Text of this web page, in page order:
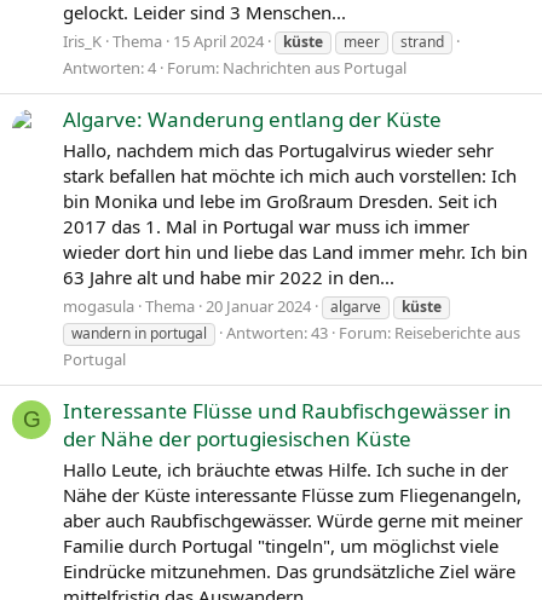
gelockt. Leider sind 3 Menschen...
Iris_K Thema 15 April 2024 küste meer strand
Antworten: 4 Forum: Nachrichten aus Portugal
Algarve: Wanderung entlang der Küste
Hallo, nachdem mich das Portugalvirus wieder sehr
stark befallen hat möchte ich mich auch vorstellen: Ich
bin Monika und lebe im Großraum Dresden. Seit ich
2017 das 1. Mal in Portugal war muss ich immer
wieder dort hin und liebe das Land immer mehr. Ich bin
63 Jahre alt und habe mir 2022 in den...
mogasula Thema 20 Januar 2024 algarve
küste
wandern in portugal
Antworten: 43 Forum: Reiseberichte aus
Portugal
G
Interessante Flüsse und Raubfischgewässer in
der Nähe der portugiesischen Küste
Hallo Leute, ich bräuchte etwas Hilfe. Ich suche in der
Nähe der Küste interessante Flüsse zum Fliegenangeln,
aber auch Raubfischgewässer. Würde gerne mit meiner
Familie durch Portugal "tingeln", um möglichst viele
Eindrücke mitzunehmen. Das grundsätzliche Ziel wäre